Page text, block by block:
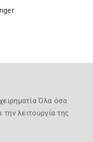
Όλα όσα
λειτουργία της